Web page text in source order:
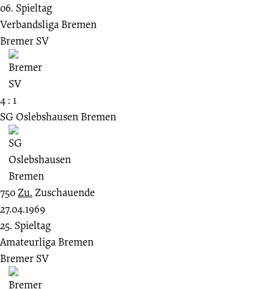
06. Spieltag
Verbandsliga Bremen
Bremer SV
4 : 1
SG Oslebshausen Bremen
750Zu. Zuschauende
27.04.1969
25. Spieltag
Amateurliga Bremen
Bremer SV